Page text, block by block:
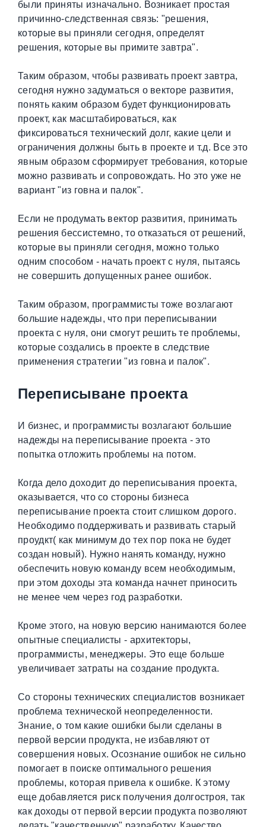
были приняты изначально. Возникает простая
причинно-следственная связь: "решения,
которые вы приняли сегодня, определят
решения, которые вы примите завтра".
Таким образом, чтобы развивать проект завтра,
сегодня нужно задуматься о векторе развития,
понять каким образом будет функционировать
проект, как масштабироваться, как
фиксироваться технический долг, какие цели и
ограничения должны быть в проекте и т.д. Все это
явным образом сформирует требования, которые
можно развивать и сопровождать. Но это уже не
вариант "из говна и палок".
Если не продумать вектор развития, принимать
решения бессистемно, то отказаться от решений,
которые вы приняли сегодня, можно только
одним способом - начать проект с нуля, пытаясь
не совершить допущенных ранее ошибок.
Таким образом, программисты тоже возлагают
большие надежды, что при переписывании
проекта с нуля, они смогут решить те проблемы,
которые создались в проекте в следствие
применения стратегии "из говна и палок".
Переписыване проекта
И бизнес, и программисты возлагают большие
надежды на переписывание проекта - это
попытка отложить проблемы на потом.
Когда дело доходит до переписывания проекта,
оказывается, что со стороны бизнеса
переписывание проекта стоит слишком дорого.
Необходимо поддерживать и развивать старый
проудкт( как минимум до тех пор пока не будет
создан новый). Нужно нанять команду, нужно
обеспечить новую команду всем необходимым,
при этом доходы эта команда начнет приносить
не менее чем через год разработки.
Кроме этого, на новую версию нанимаются более
опытные специалисты - архитекторы,
программисты, менеджеры. Это еще больше
увеличивает затраты на создание продукта.
Со стороны технических специалистов возникает
проблема технической неопределенности.
Знание, о том какие ошибки были сделаны в
первой версии продукта, не избавляют от
совершения новых. Осознание ошибок не сильно
помогает в поиске оптимального решения
проблемы, которая привела к ошибке. К этому
еще добавляется риск получения долгостроя, так
как доходы от первой версии продукта позволяют